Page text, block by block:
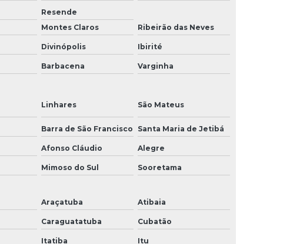
Resende
Montes Claros Ribeirão das Neves
Divinópolis Ibirité
Barbacena Varginha
Linhares São Mateus
Barra de São Francisco Santa Maria de Jetibá
Afonso Cláudio Alegre
Mimoso do Sul Sooretama
Araçatuba Atibaia
Caraguatatuba Cubatão
Itatiba Itu